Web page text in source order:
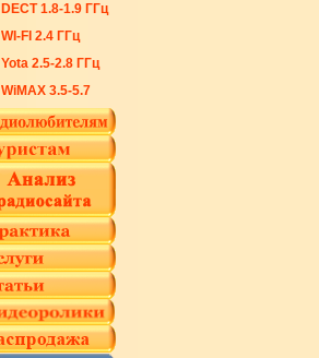
DECT 1.8-1.9 ГГц
WI-FI 2.4 ГГц
Yota 2.5-2.8 ГГц
WiMAX 3.5-5.7